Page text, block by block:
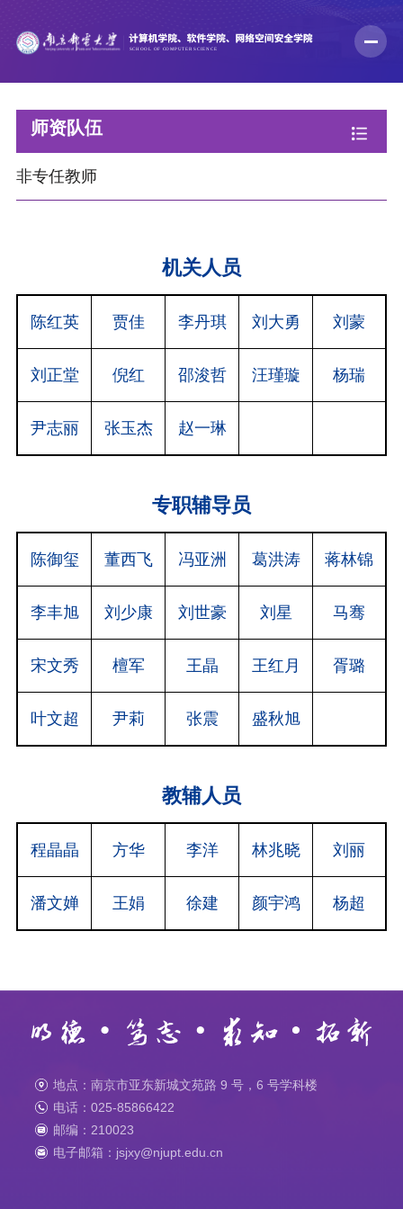
师资队伍
非专任教师
机关人员
陈红英 贾佳 李丹琪 刘大勇 刘蒙
刘正堂 倪红 邵浚哲 汪瑾璇 杨瑞
尹志丽 张玉杰 赵一琳
专职辅导员
陈御玺 董西飞 冯亚洲 葛洪涛 蒋林锦
李丰旭 刘少康 刘世豪 刘星 马骞
宋文秀 檀军 王晶 王红月 胥璐
叶文超 尹莉 张震 盛秋旭
教辅人员
程晶晶 方华 李洋 林兆晓 刘丽
潘文婵 王娟 徐建 颜宇鸿 杨超
地点：南京市亚东新城文苑路 9 号，6 号学科楼
电话：025-85866422
邮编：210023
电子邮箱：jsjxy@njupt.edu.cn